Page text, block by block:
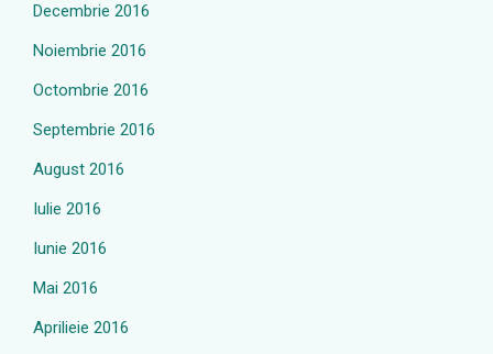
Decembrie 2016
Noiembrie 2016
Octombrie 2016
Septembrie 2016
August 2016
Iulie 2016
Iunie 2016
Mai 2016
Aprilieie 2016